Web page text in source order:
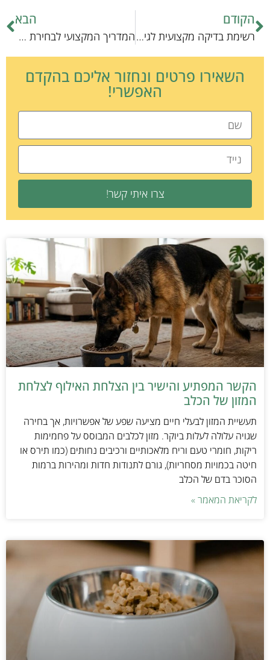
הקודם
רשימת בדיקה מקצועית לגידול עכברים: מפגשים והמלצות
הבא
המדריך המקצועי לבחירת תאורה מתאימה לאקווריומים
השאירו פרטים ונחזור אליכם בהקדם
האפשרי!
צרו איתי קשר!
הקשר המפתיע והישיר בין הצלחת האילוף לצלחת
המזון של הכלב
תעשיית המזון לבעלי חיים מציעה שפע של אפשרויות, אך בחירה
שגויה עלולה לעלות ביוקר. מזון לכלבים המבוסס על פחמימות
ריקות, חומרי טעם וריח מלאכותיים ורכיבים נחותים (כמו תירס או
חיטה בכמויות מסחריות), גורם לתנודות חדות ומהירות ברמות
הסוכר בדם של הכלב
לקריאת המאמר »